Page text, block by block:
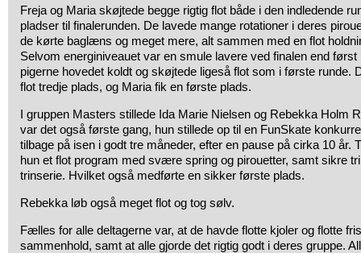
Freja og Maria skøjtede begge rigtig flot både i den indledende
pladser til finalerunden. De lavede mange rotationer i deres
de kørte baglæns og meget mere, alt sammen med en flot
Selvom energiniveauet var en smule lavere ved finalen end først
pigerne hovedet koldt og skøjtede ligeså flot som i første runde.
flot tredje plads, og Maria fik en første plads.
I gruppen Masters stillede Ida Marie Nielsen og Rebekka Holm
var det også første gang, hun stillede op til en FunSkate
tilbage på isen i godt tre måneder, efter en pause på cirka 10 år.
hun et flot program med svære spring og pirouetter, samt sikre
trinserie. Hvilket også medførte en sikker første plads.
Rebekka løb også meget flot og tog sølv.
Fælles for alle deltagerne var, at de havde flotte kjoler og flotte
sammenhold, samt at alle gjorde det rigtig godt i deres gruppe.